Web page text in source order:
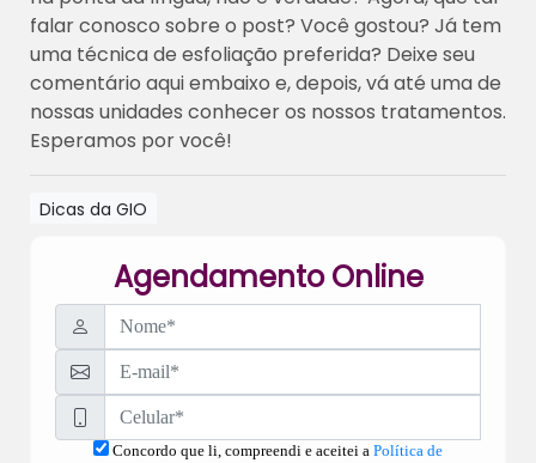
falar conosco sobre o post? Você gostou? Já tem
uma técnica de esfoliação preferida? Deixe seu
comentário aqui embaixo e, depois, vá até uma de
nossas unidades conhecer os nossos tratamentos.
Esperamos por você!
Dicas da GIO
Agendamento Online
Concordo que li, compreendi e aceitei a Política de